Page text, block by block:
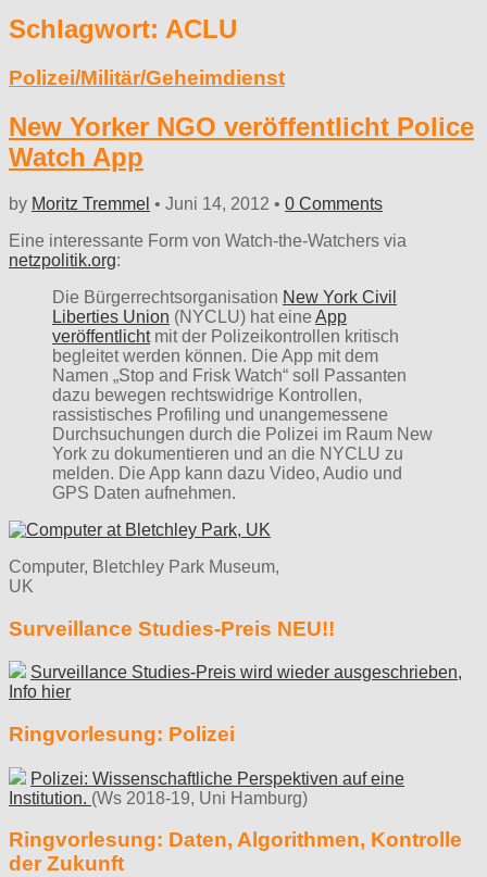
Schlagwort: ACLU
Polizei/Militär/Geheimdienst
New Yorker NGO veröffentlicht Police
Watch App
by Moritz Tremmel • Juni 14, 2012 • 0 Comments
Eine interessante Form von Watch-the-Watchers via
netzpolitik.org:
Die Bürgerrechtsorganisation New York Civil
Liberties Union (NYCLU) hat eine App
veröffentlichtmit der Polizeikontrollen kritisch
begleitet werden können. Die App mit dem
Namen „Stop and Frisk Watch“ soll Passanten
dazu bewegen rechtswidrige Kontrollen,
rassistisches Profiling und unangemessene
Durchsuchungen durch die Polizei im Raum New
York zu dokumentieren und an die NYCLU zu
melden. Die App kann dazu Video, Audio und
GPS Daten aufnehmen.
Computer, Bletchley Park Museum,
UK
Surveillance Studies-Preis NEU!!
Surveillance Studies-Preis wird wieder ausgeschrieben,
Info hier
Ringvorlesung: Polizei
Polizei: Wissenschaftliche Perspektiven auf eine
Institution. (Ws 2018-19, Uni Hamburg)
Ringvorlesung: Daten, Algorithmen, Kontrolle
der Zukunft